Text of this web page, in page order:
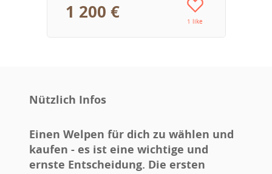
1 200 € 1 like
Nützlich Infos
Einen Welpen für dich zu wählen und
kaufen - es ist eine wichtige und
ernste Entscheidung. Die ersten